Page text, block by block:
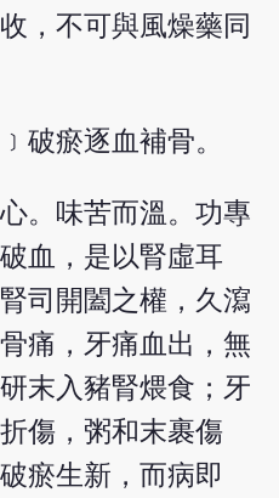
，不可與風燥藥同
破瘀逐血補骨。
。味苦而溫。功專
血，是以腎虛耳
司開闔之權，久瀉
痛，牙痛血出，無
末入豬腎煨食；牙
傷，粥和末裹傷
瘀生新，而病即